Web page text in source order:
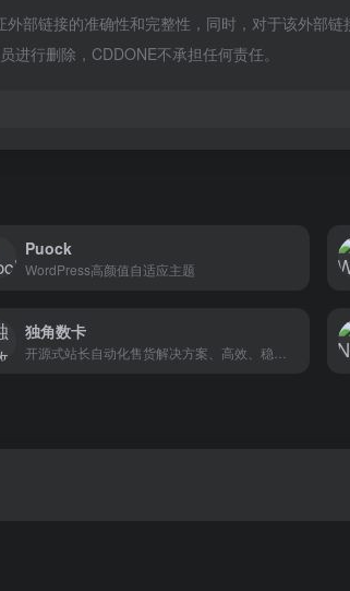
部链接的准确性和完整性，同时，对于该外
行删除，CDDONE不承担任何责任。
Puock
WordPress高颜值自适应主题
独角数卡